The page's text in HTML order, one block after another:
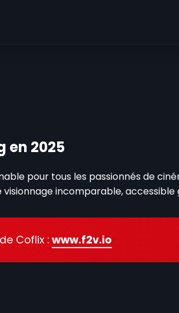
en 2025
pour tous les passionnés de
incomparable,
Coflix : www.f2v.io